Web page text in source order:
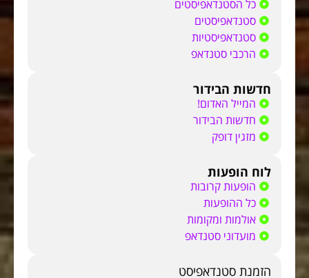
כל הסטנדאפיסטים
סטנדאפיסטים
סטנדאפיסטיות
הרכבי סטנדאפ
חדשות הבידור
המייל האדום!
חדשות הבידור
מזגין דופק
לוח הופעות
הופעות קרובות
כל ההופעות
אולמות ומקומות
מועדוני סטנדאפ
הזמנת סטנדאפיסט